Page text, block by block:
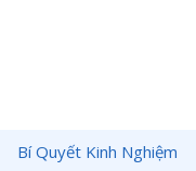
Bí Quyết Kinh Nghiệm